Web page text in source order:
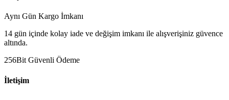
Aynı Gün Kargo İmkanı
14 gün içinde kolay iade ve değişim imkanı ile alışverişiniz güvence
altında.
256Bit Güvenli Ödeme
İletişim